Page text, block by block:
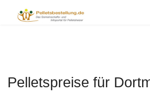
Pelletspreise für